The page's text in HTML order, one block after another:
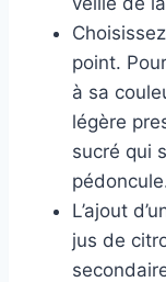
point.
à sa
légère
sucré qui
L’ajout
jus de